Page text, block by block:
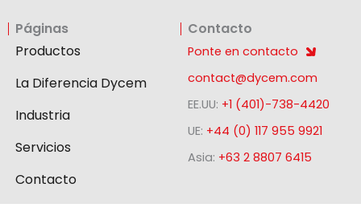
n
k
e
d
i
n
o
o
g
r
Páginas
Productos
La Diferencia Dycem
Industria
Servicios
Contacto
Contacto
Ponte en contacto
contact@dycem.com
EE.UU: +1 (401)-738-4420
UE: +44 (0) 117 955 9921
Asia: +63 2 8807 6415